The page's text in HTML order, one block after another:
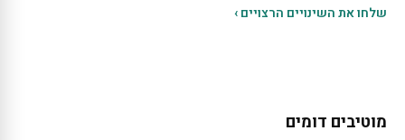
שלחו את השינויים הרצויים ›
מוטיבים דומים